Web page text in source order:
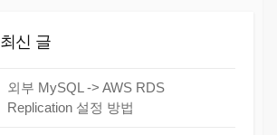
최신 글
외부 MySQL -> AWS RDS
Replication 설정 방법